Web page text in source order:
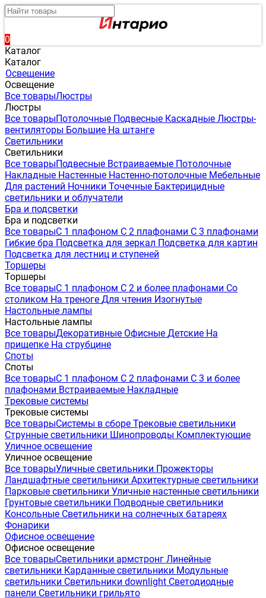
0
Каталог
Каталог
Освещение
Освещение
Все товарыЛюстры
Люстры
Все товарыПотолочные Подвесные Каскадные Люстры-
вентиляторы Большие На штанге
Светильники
Светильники
Все товарыПодвесные Встраиваемые Потолочные
Накладные Настенные Настенно-потолочные Мебельные
Для растений Ночники Точечные Бактерицидные
светильники и облучатели
Бра и подсветки
Бра и подсветки
Все товарыС 1 плафоном С 2 плафонами С 3 плафонами
Гибкие бра Подсветка для зеркал Подсветка для картин
Подсветка для лестниц и ступеней
Торшеры
Торшеры
Все товарыС 1 плафоном С 2 и более плафонами Со
столиком На треноге Для чтения Изогнутые
Настольные лампы
Настольные лампы
Все товарыДекоративные Офисные Детские На
прищепке На струбцине
Споты
Споты
Все товарыС 1 плафоном С 2 плафонами С 3 и более
плафонами Встраиваемые Накладные
Трековые системы
Трековые системы
Все товарыСистемы в сборе Трековые светильники
Струнные светильники Шинопроводы Комплектующие
Уличное освещение
Уличное освещение
Все товарыУличные светильники Прожекторы
Ландшафтные светильники Архитектурные светильники
Парковые светильники Уличные настенные светильники
Грунтовые светильники Подводные светильники
Консольные Светильники на солнечных батареях
Фонарики
Офисное освещение
Офисное освещение
Все товарыСветильники армстронг Линейные
светильники Карданные светильники Модульные
светильники Светильники downlight Светодиодные
панели Светильники грильято